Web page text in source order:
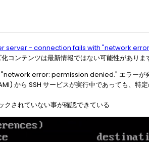
server - connection fails with "network
コンテンツは最新情報ではない可能性がありま
"network error: permission denied." エラーが
ら SSH サービスが実行中であっても、特定
されていない事が確認できている